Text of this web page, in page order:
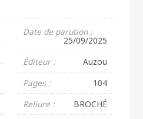
Date de parution :
25/09/2025
Éditeur :
Auzou
Pages :
104
Reliure :
BROCHÉ